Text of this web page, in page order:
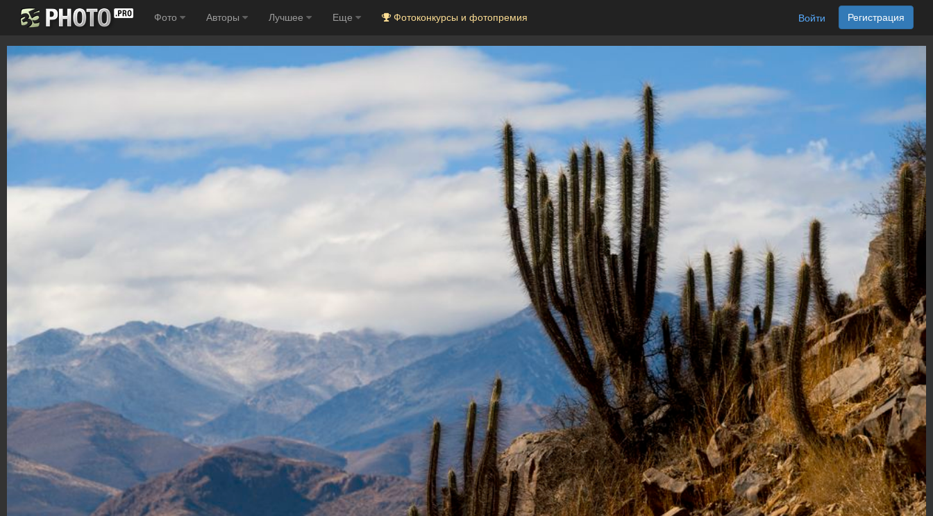
Фото Авторы Лучшее Еще Фотоконкурсы и фотопремия Войти Регистрация